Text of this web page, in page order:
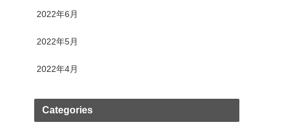
2022年6月
2022年5月
2022年4月
Categories